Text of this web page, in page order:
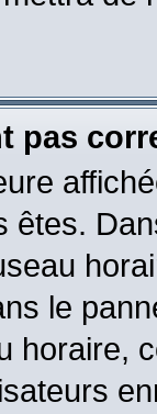
pas
êtes.
le
horaire,